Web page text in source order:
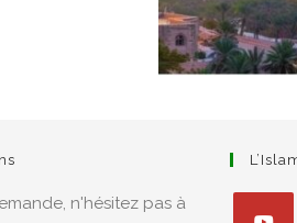
n'hésitez pas à